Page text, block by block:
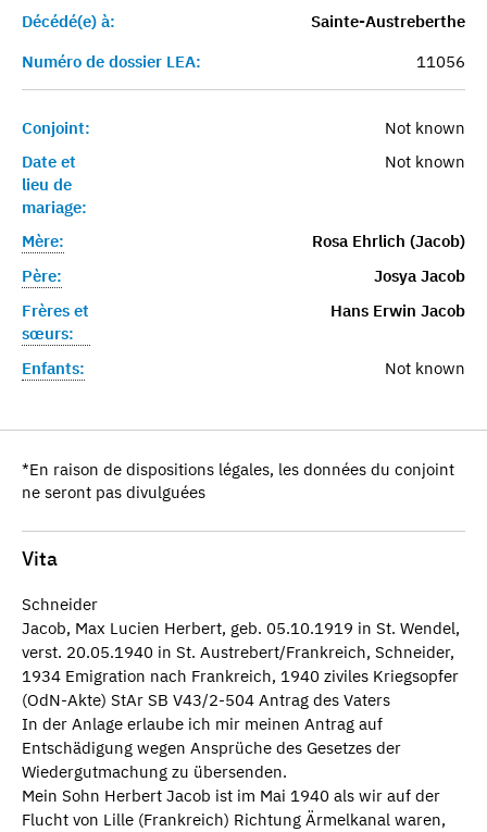
Décédé(e) à:
Sainte-Austreberthe
Numéro de dossier LEA:
11056
Conjoint:
Not known
Date et
lieu de
mariage:
Not known
Mère:
Rosa Ehrlich (Jacob)
Père:
Josya Jacob
Frères et
sœurs:
Hans Erwin Jacob
Enfants: Not known
*En raison de dispositions légales, les données du conjoint
ne seront pas divulguées
Vita
Schneider
Jacob, Max Lucien Herbert, geb. 05.10.1919 in St. Wendel,
verst. 20.05.1940 in St. Austrebert/Frankreich, Schneider,
1934 Emigration nach Frankreich, 1940 ziviles Kriegsopfer
(OdN-Akte) StAr SB V43/2-504 Antrag des Vaters
In der Anlage erlaube ich mir meinen Antrag auf
Entschädigung wegen Ansprüche des Gesetzes der
Wiedergutmachung zu übersenden.
Mein Sohn Herbert Jacob ist im Mai 1940 als wir auf der
Flucht von Lille (Frankreich) Richtung Ärmelkanal waren,